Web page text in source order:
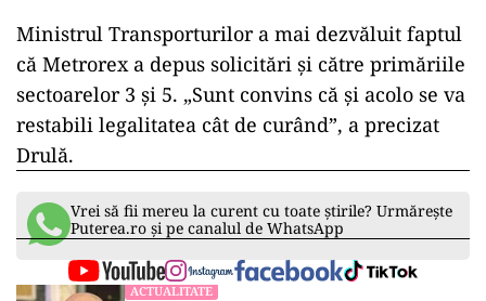
Ministrul Transporturilor a mai dezvăluit faptul
că Metrorex a depus solicitări și către primăriile
sectoarelor 3 și 5. „Sunt convins că și acolo se va
restabili legalitatea cât de curând”, a precizat
Drulă.
Vrei să fii mereu la curent cu toate știrile? Urmărește
Puterea.ro și pe canalul de WhatsApp
ACTUALITATE